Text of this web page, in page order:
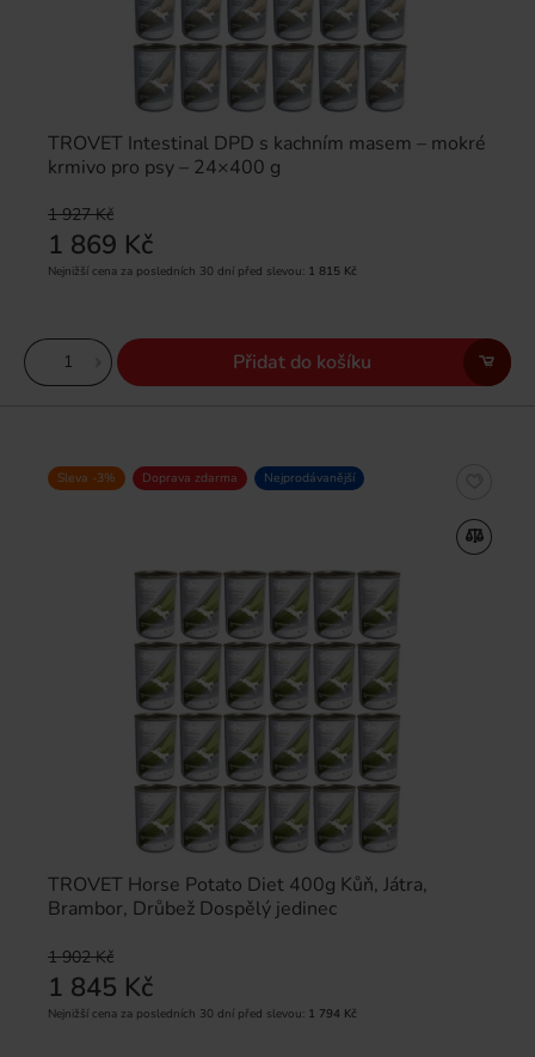
TROVET Intestinal DPD s kachním masem – mokré
krmivo pro psy – 24×400 g
1 927 Kč
1 869 Kč
Nejnižší cena za posledních 30 dní před slevou: 1 815 Kč
Přidat do košíku
TROVET Horse Potato Diet 400g Kůň, Játra,
Brambor, Drůbež Dospělý jedinec
1 902 Kč
1 845 Kč
Nejnižší cena za posledních 30 dní před slevou: 1 794 Kč
Sleva -3% Doprava zdarma Nejprodávanější